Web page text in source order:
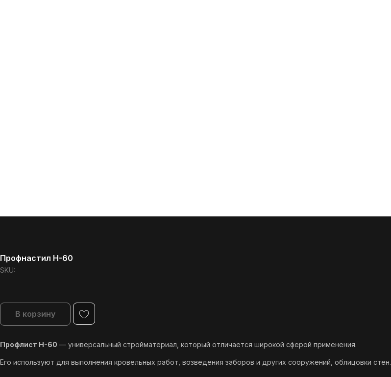
Профнастил Н-60
SKU:
В корзину
Профлист Н-60 — универсальный стройматериал, который отличается широкой сферой применения.
Его используют для выполнения кровельных работ, возведения заборов и других сооружений, облицовки стен.